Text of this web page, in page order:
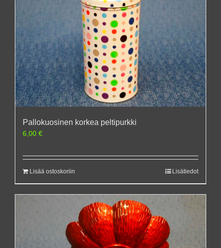
Pallokuosinen korkea peltipurkki
6,00 €
Lisää ostoskoriin Lisätiedot